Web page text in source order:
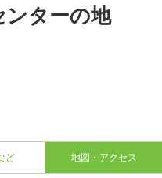
ンターの地
ど 地図・アクセス